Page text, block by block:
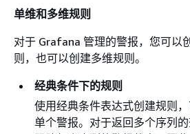
单维和多维规则
对于 Grafana 管理的警报，您可以
则，也可以创建多维规则。
经典条件下的规则
使用经典条件表达式创建规则
单个警报。对于返回多个序列